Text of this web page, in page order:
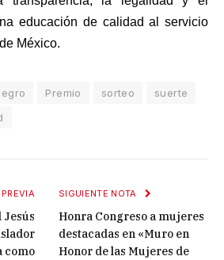
educación de calidad al servicio
México.
Premio sorteo
suerte
Jesús
como
SIGUIENTE NOTA
Honra Congreso a mujeres
destacadas en «Muro en
Honor de las Mujeres de